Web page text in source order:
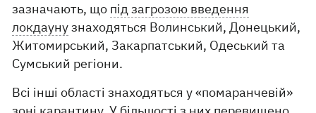
зазначають, що під загрозою введення
локдаунузнаходяться Волинський, Донецький,
Житомирський, Закарпатський, Одеський та
Сумський регіони.
Всі інші області знаходяться у «помаранчевій»